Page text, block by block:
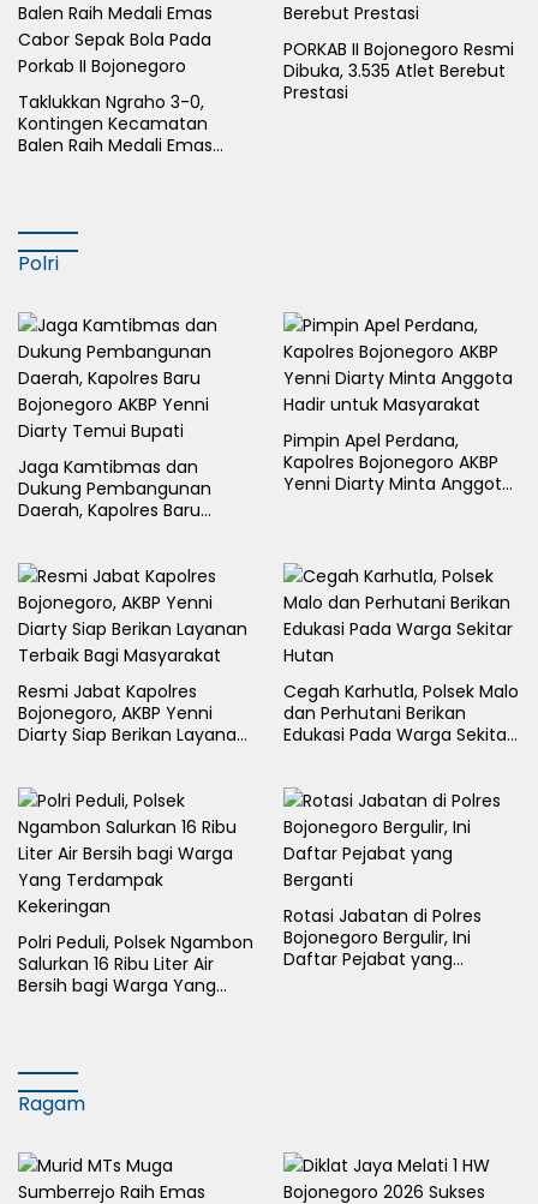
Taklukkan Ngraho 3-0,
Kontingen Kecamatan
Balen Raih Medali Emas
PORKAB II Bojonegoro Resmi
Dibuka, 3.535 Atlet Berebut
Prestasi
Polri
Jaga Kamtibmas dan
Dukung Pembangunan
Daerah, Kapolres Baru
Pimpin Apel Perdana,
Kapolres Bojonegoro AKBP
Yenni Diarty Minta Anggota
Resmi Jabat Kapolres
Bojonegoro, AKBP Yenni
Diarty Siap Berikan Layanan
Cegah Karhutla, Polsek Malo
dan Perhutani Berikan
Edukasi Pada Warga Sekitar
Polri Peduli, Polsek Ngambon
Salurkan 16 Ribu Liter Air
Bersih bagi Warga Yang
Rotasi Jabatan di Polres
Bojonegoro Bergulir, Ini
Daftar Pejabat yang
Ragam